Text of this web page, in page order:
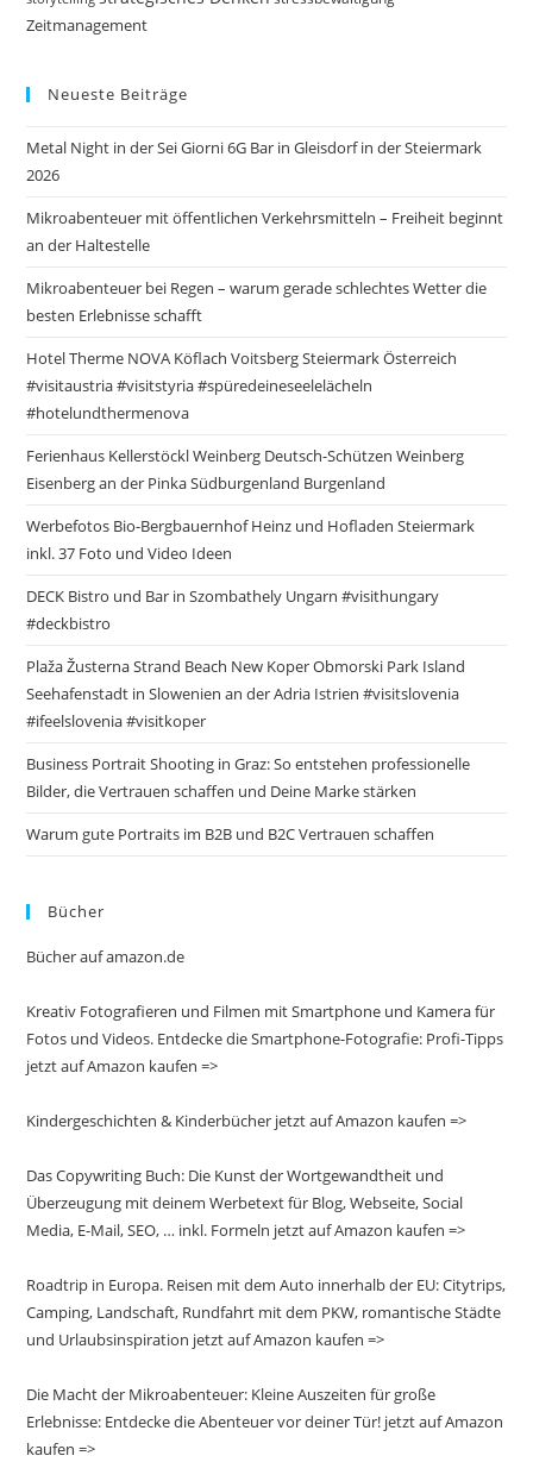
Zeitmanagement
Neueste Beiträge
Metal Night in der Sei Giorni 6G Bar in Gleisdorf in der Steiermark
2026
Mikroabenteuer mit öffentlichen Verkehrsmitteln – Freiheit beginnt
an der Haltestelle
Mikroabenteuer bei Regen – warum gerade schlechtes Wetter die
besten Erlebnisse schafft
Hotel Therme NOVA Köflach Voitsberg Steiermark Österreich
#visitaustria #visitstyria #spüredeineseelelächeln
#hotelundthermenova
Ferienhaus Kellerstöckl Weinberg Deutsch-Schützen Weinberg
Eisenberg an der Pinka Südburgenland Burgenland
Werbefotos Bio-Bergbauernhof Heinz und Hofladen Steiermark
inkl. 37 Foto und Video Ideen
DECK Bistro und Bar in Szombathely Ungarn #visithungary
#deckbistro
Plaža Žusterna Strand Beach New Koper Obmorski Park Island
Seehafenstadt in Slowenien an der Adria Istrien #visitslovenia
#ifeelslovenia #visitkoper
Business Portrait Shooting in Graz: So entstehen professionelle
Bilder, die Vertrauen schaffen und Deine Marke stärken
Warum gute Portraits im B2B und B2C Vertrauen schaffen
Bücher
Bücher auf amazon.de
Kreativ Fotografieren und Filmen mit Smartphone und Kamera für
Fotos und Videos. Entdecke die Smartphone-Fotografie: Profi-Tipps
jetzt auf Amazon kaufen =>
Kindergeschichten & Kinderbücher jetzt auf Amazon kaufen =>
Das Copywriting Buch: Die Kunst der Wortgewandtheit und
Überzeugung mit deinem Werbetext für Blog, Webseite, Social
Media, E-Mail, SEO, … inkl. Formeln jetzt auf Amazon kaufen =>
Roadtrip in Europa. Reisen mit dem Auto innerhalb der EU: Citytrips,
Camping, Landschaft, Rundfahrt mit dem PKW, romantische Städte
und Urlaubsinspiration jetzt auf Amazon kaufen =>
Die Macht der Mikroabenteuer: Kleine Auszeiten für große
Erlebnisse: Entdecke die Abenteuer vor deiner Tür! jetzt auf Amazon
kaufen =>